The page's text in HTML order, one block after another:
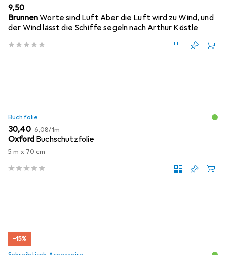
EUR
9,50
BrunnenWorte sind Luft Aber die Luft wird zu Wind, und
der Wind lässt die Schiffe segeln nach Arthur Köstle
Buchfolie
EUR
30,40 EUR
6,08/1m
Oxford Buchschutzfolie
5 m x 70 cm
−15%